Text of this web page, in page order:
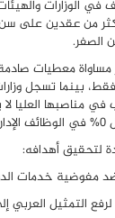
في الوزارات
أكثر من عقدين على
الصفر.
لتحقيق أهدافه:
مفوضية خدمات
إلى 21% في جميع